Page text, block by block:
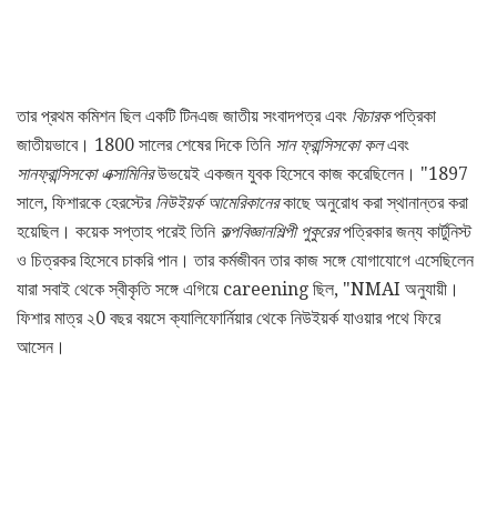
তার প্রথম কমিশন ছিল একটি টিনএজ জাতীয় সংবাদপত্র এবং বিচারকপত্রিকা
জাতীয়ভাবে। 1800 সালের শেষের দিকে তিনি সান ফ্রান্সিসকো কলএবং
সানফ্রান্সিসকো এক্সামিনিরউভয়েই একজন যুবক হিসেবে কাজ করেছিলেন। "1897
সালে, ফিশারকে হেরস্টের নিউইয়র্ক আমেরিকানেরকাছে অনুরোধ করা স্থানান্তর করা
হয়েছিল। কয়েক সপ্তাহ পরেই তিনি কল্পবিজ্ঞানশিল্পী পুকুরেরপত্রিকার জন্য কার্টুনিস্ট
ও চিত্রকর হিসেবে চাকরি পান। তার কর্মজীবন তার কাজ সঙ্গে যোগাযোগে এসেছিলেন
যারা সবাই থেকে স্বীকৃতি সঙ্গে এগিয়ে careening ছিল, "NMAI অনুযায়ী।
ফিশার মাত্র ২0 বছর বয়সে ক্যালিফোর্নিয়ার থেকে নিউইয়র্ক যাওয়ার পথে ফিরে
আসেন।